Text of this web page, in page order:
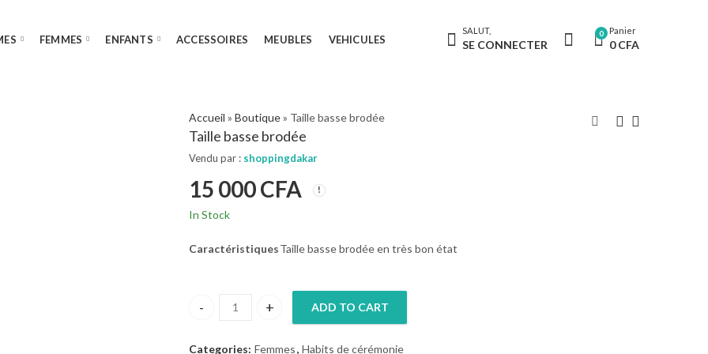
FEMMES ENFANTS ACCESSOIRES MEUBLES VEHICULES
SALUT,
SE CONNECTER
0 Panier
0CFA
Accueil » Boutique» Taille basse brodée
Taille basse brodée
Vendu par : shoppingdakar
15 000CFA
In Stock
CaractéristiquesTaille basse brodée en très bon état
Taille basse brodée quantity
ADD TO CART
Categories: Femmes, Habits de cérémonie